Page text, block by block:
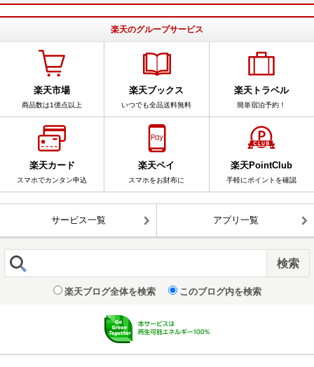
楽天のグループサービス
楽天市場
商品数は1億点以上
楽天ブックス
いつでも全品送料無料
楽天トラベル
簡単宿泊予約！
楽天カード
スマホでカンタン申込
楽天ペイ
スマホをお財布に
楽天PointClub
手軽にポイントを確認
サービス一覧 アプリ一覧
楽天ブログ全体を検索 このブログ内を検索